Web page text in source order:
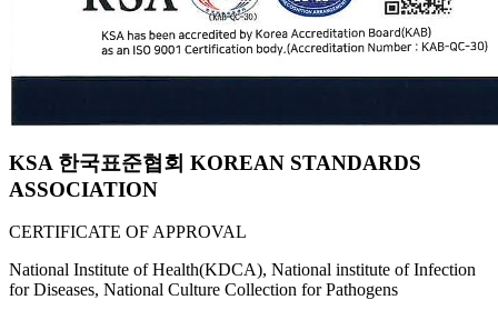
KSA 한국표준협회 KOREAN STANDARDS
ASSOCIATION
CERTIFICATE OF APPROVAL
National Institute of Health(KDCA), National institute of Infection
for Diseases, National Culture Collection for Pathogens